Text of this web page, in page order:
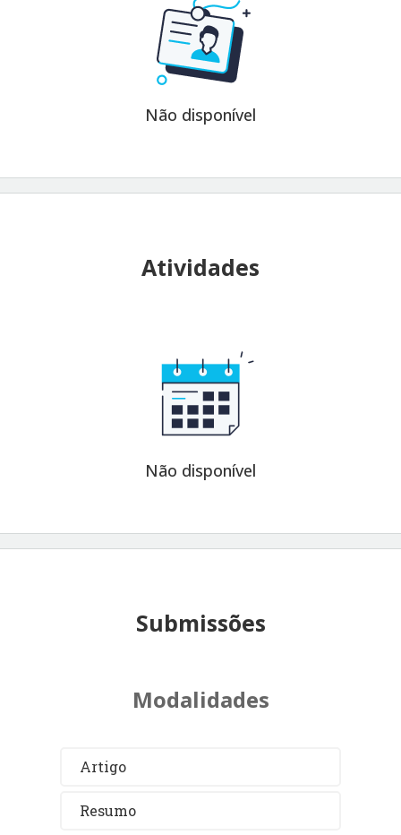
Não disponível
Atividades
Não disponível
Submissões
Modalidades
Artigo
Resumo